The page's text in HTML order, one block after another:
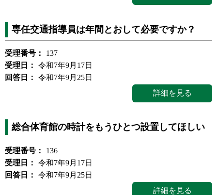
専任交通指導員は年間とおして必要ですか？
受理番号：
137
受理日：
令和7年9月17日
回答日：
令和7年9月25日
詳細を見る
総合体育館の時計をもうひとつ設置してほしい
受理番号：
136
受理日：
令和7年9月17日
回答日：
令和7年9月25日
詳細を見る